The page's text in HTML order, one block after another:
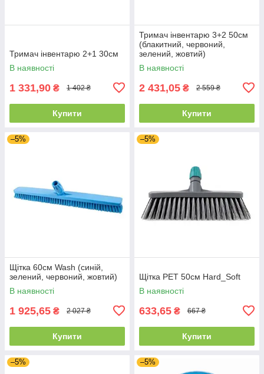
Тримач інвентарю 2+1 30см
В наявності
1 331,90 ₴ 1 402 ₴
Купити
Тримач інвентарю 3+2 50см
(блакитний, червоний,
зелений, жовтий)
В наявності
2 431,05 ₴ 2 559 ₴
Купити
–5%
Щітка 60см Wash (синій,
зелений, червоний, жовтий)
В наявності
1 925,65 ₴ 2 027 ₴
Купити
–5%
Щітка PET 50см Hard_Soft
В наявності
633,65 ₴ 667 ₴
Купити
–5% –5%